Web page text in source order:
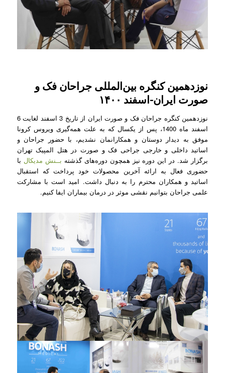
نوزدهمین کنگره بین‌المللی جراحان فک و
صورت ایران-اسفند ۱۴۰۰
نوزدهمین کنگره جراحان فک و صورت ایران از تاریخ 3 اسفند لغایت 6
اسفند ماه 1400، پس از یکسال که به علت همه‌گیری ویروس کرونا
موفق به دیدار دوستان و همکارانمان نشدیم، با حضور جراحان و
اساتید داخلی و خارجی جراحی فک و صورت در هتل المپیک تهران
برگزار شد. در این دوره نیز همچون دوره‌های گذشته بــنش مدیکال با
حضوری فعال به ارائه آخرین محصولات خود پرداخت که استقبال
اساتید و همکاران محترم را به دنبال داشت. امید است با مشارکت
علمی جراحان بتوانیم نقشی موثر در درمان بیماران ایفا کنیم.